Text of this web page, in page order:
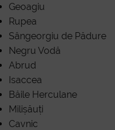
Geoagiu
Rupea
Sângeorgiu de Pădure
Negru Vodă
Abrud
Isaccea
Băile Herculane
Milișăuți
Cavnic